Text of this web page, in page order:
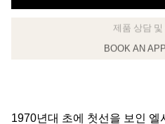
클라이언트 어드바이저에게 문
1970년대 초에 첫선을 보인